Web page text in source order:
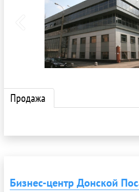
Продажа
Бизнес-центр Донской